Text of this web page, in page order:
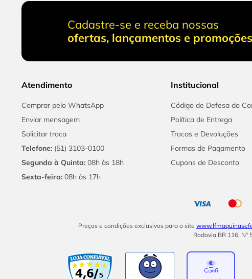
Cadastre-se e receba nossas
ofertas, lançamentos e promoções
Atendimento
Comprar pelo WhatsApp
Enviar mensagem
Solicitar troca
Telefone: (51) 3103-0100
Segunda à Quinta: 08h às 18h
Sexta-feira: 08h às 17h
Institucional
Código de Defesa do
Política de Entrega
Trocas e Devoluções
Formas de Pagamento
Cupons de Desconto
Preços e condições exclusivos para o site
Rodovia BR 116,